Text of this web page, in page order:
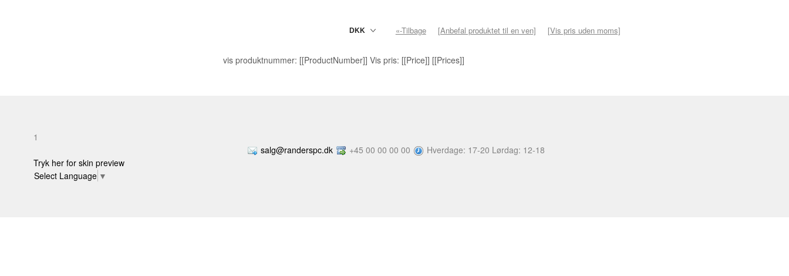
«-Tilbage [Anbefal produktet til en ven] [Vis pris uden moms]
vis produktnummer: [[ProductNumber]] Vis pris: [[Price]] [[Prices]]
1
salg@randerspc.dk
+45 00 00 00 00
Hverdage: 17-20 Lørdag: 12-18
Tryk her for skin preview
Select Language ▼